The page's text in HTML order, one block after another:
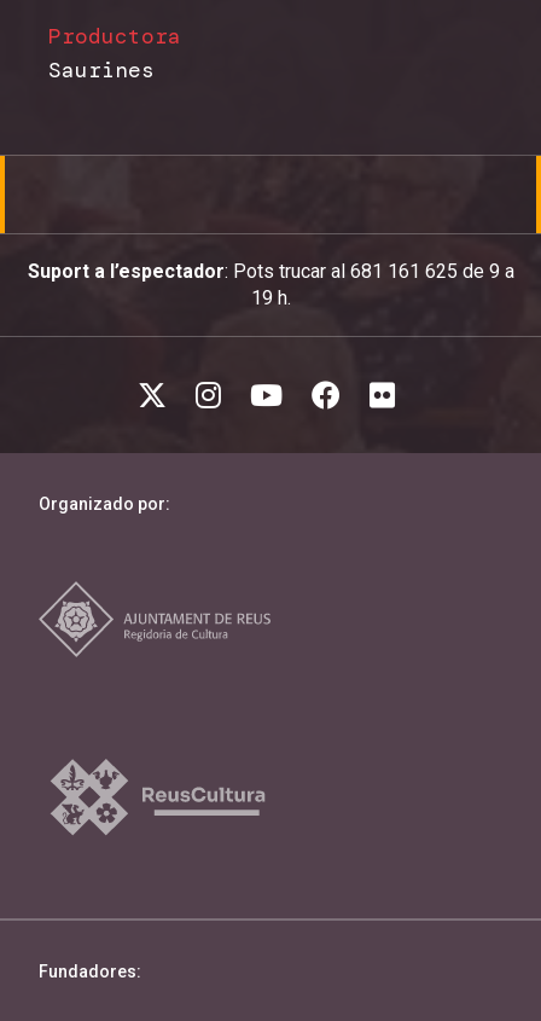
Productora
Saurines
Suport a l’espectador: Pots trucar al 681 161 625 de 9 a
19 h.
Organizado por:
Fundadores: